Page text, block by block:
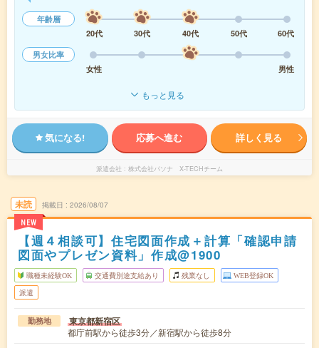
年齢層
20代
30代 40代 50代
60代
男女比率
女性
男性
もっと見る
気になる! 応募へ進む 詳しく見る
派遣会社 株式会社パソナ X-TECHチーム
未読
NEW
掲載日 2026/08/07
【週４相談可】住宅図面作成＋計算「確認申請
図面やプレゼン資料」作成@1900
職種未経験OK 交通費別途支給あり 残業なし WEB登録OK
派遣
勤務地 東京都新宿区
都庁前駅から徒歩3分／新宿駅から徒歩8分